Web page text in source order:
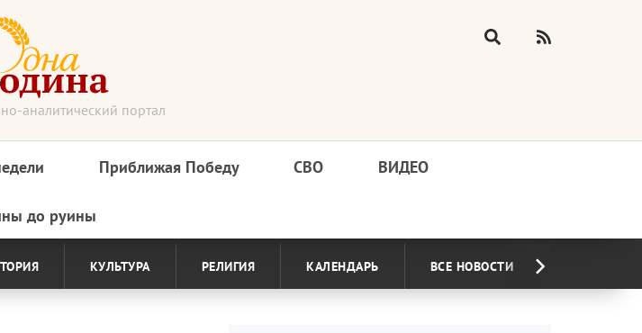
аналитический портал
Приближая Победу СВО ВИДЕО
до руины
КУЛЬТУРА РЕЛИГИЯ КАЛЕНДАРЬ ВСЕ НОВОСТИ